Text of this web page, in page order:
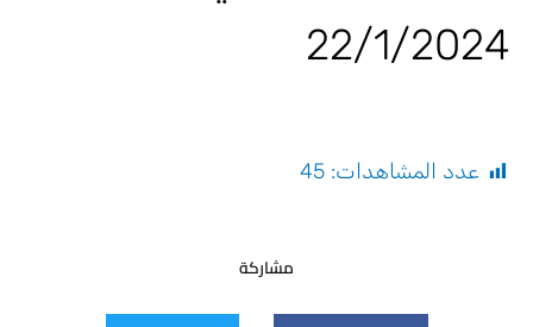
22/1/2024
عدد المشاهدات: 45
مشاركة